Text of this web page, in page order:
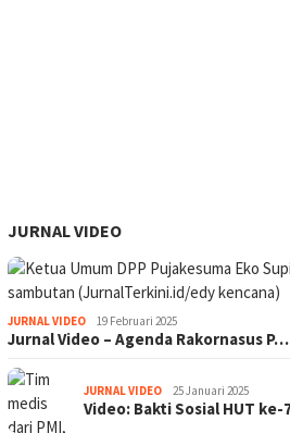
JURNAL VIDEO
JURNAL VIDEO 19 Februari 2025
Jurnal Video – Agenda Rakornasus P…
JURNAL VIDEO 25 Januari 2025
Video: Bakti Sosial HUT